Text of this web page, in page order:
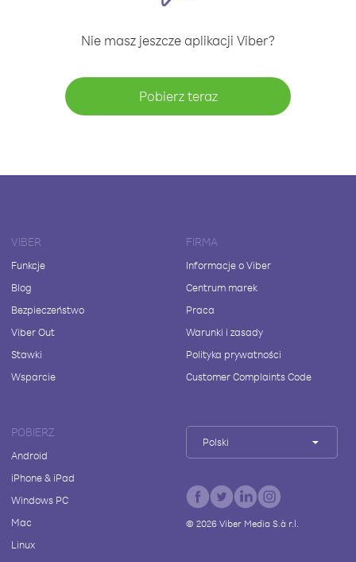
Nie masz jeszcze aplikacji Viber?
Pobierz teraz
VIBER
Funkcje
Blog
Bezpieczeństwo
Viber Out
Stawki
Wsparcie
FIRMA
Informacje o Viber
Centrum marek
Praca
Warunki i zasady
Polityka prywatności
Customer Complaints Code
POBIERZ
Android
iPhone & iPad
Windows PC
Mac
Linux
Polski
© 2026Viber Media S.à r.l.